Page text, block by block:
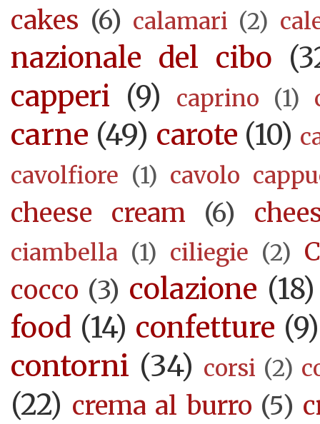
cakes (6) calamari (2)
nazionale del cibo
capperi (9) caprino (1)
carne (49) carote (10)
cavolfiore (1) cavolo
cheese cream (6)
ciambella (1) ciliegie (2)
cocco (3) colazione (18)
food (14) confetture (9)
contorni (34) corsi (2)
(22) crema al burro (5)